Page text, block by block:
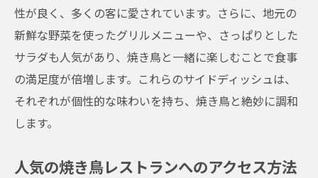
レストランで体験する大阪市の食文化
美食家が絶賛する焼き鳥の魅力
焼き鳥の魅力を再発見大阪市のレストラン探訪
新鮮な鶏肉で味わう焼き鳥の美味しさ
焼き鳥の新たな可能性を探る旅
焼き鳥を語る上で欠かせないトピック
性が良く、多くの客に愛されています。さらに、地元の
新鮮な野菜を使ったグリルメニューや、さっぱりとした
サラダも人気があり、焼き鳥と一緒に楽しむことで食事
の満足度が倍増します。これらのサイドディッシュは、
それぞれが個性的な味わいを持ち、焼き鳥と絶妙に調和
します。
人気の焼き鳥レストランへのアクセス方法